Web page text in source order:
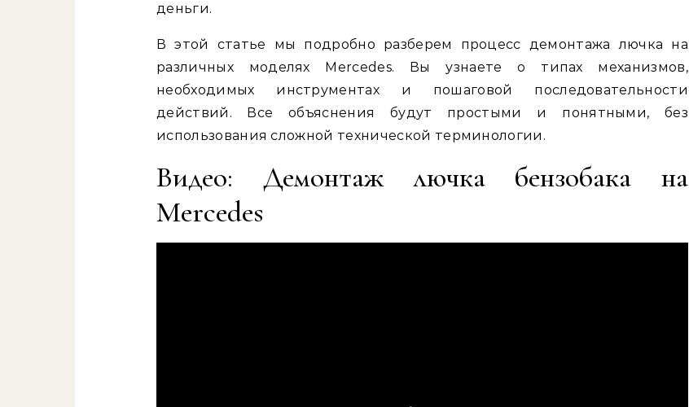
деньги.
В этой статье мы подробно разберем процесс демонтажа лючка на
различных моделях Mercedes. Вы узнаете о типах механизмов,
необходимых инструментах и пошаговой последовательности
действий. Все объяснения будут простыми и понятными, без
использования сложной технической терминологии.
Видео: Демонтаж лючка бензобака на
Mercedes